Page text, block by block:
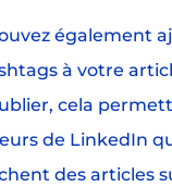
également
à votre
cela
de LinkedIn
des articles